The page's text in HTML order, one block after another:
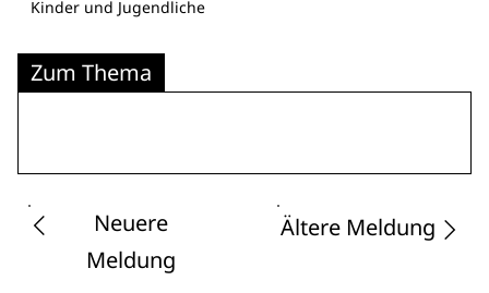
Kinder und Jugendliche
Zum Thema
Neuere
Meldung
Ältere Meldung